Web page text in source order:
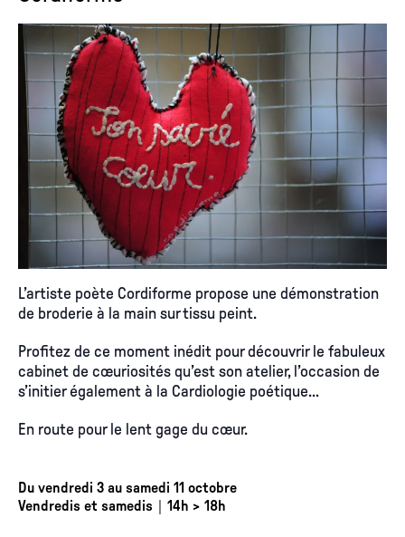
L’artiste poète Cordiforme propose une démonstration
de broderie à la main sur tissu peint.
Profitez de ce moment inédit pour découvrir le fabuleux
cabinet de cœuriosités qu’est son atelier, l’occasion de
s’initier également à la Cardiologie poétique…
En route pour le lent gage du cœur.
Du vendredi 3 au samedi 11 octobre
Vendredis et samedis｜14h > 18h